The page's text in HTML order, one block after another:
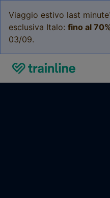
Viaggio estivo last
esclusiva Italo: fino al
03/09.